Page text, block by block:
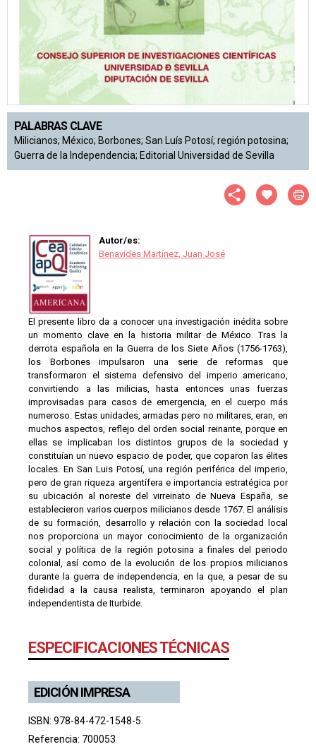
PALABRAS CLAVE
Milicianos; México; Borbones; San Luís Potosí; región potosina;
Guerra de la Independencia; Editorial Universidad de Sevilla
Autor/es:
Benavides Martínez, Juan José
El presente libro da a conocer una investigación inédita sobre
un momento clave en la historia militar de México. Tras la
derrota española en la Guerra de los Siete Años (1756-1763),
los Borbones impulsaron una serie de reformas que
transformaron el sistema defensivo del imperio americano,
convirtiendo a las milicias, hasta entonces unas fuerzas
improvisadas para casos de emergencia, en el cuerpo más
numeroso. Estas unidades, armadas pero no militares, eran, en
muchos aspectos, reflejo del orden social reinante, porque en
ellas se implicaban los distintos grupos de la sociedad y
constituían un nuevo espacio de poder, que coparon las élites
locales. En San Luis Potosí, una región periférica del imperio,
pero de gran riqueza argentífera e importancia estratégica por
su ubicación al noreste del virreinato de Nueva España, se
establecieron varios cuerpos milicianos desde 1767. El análisis
de su formación, desarrollo y relación con la sociedad local
nos proporciona un mayor conocimiento de la organización
social y política de la región potosina a finales del periodo
colonial, así como de la evolución de los propios milicianos
durante la guerra de independencia, en la que, a pesar de su
fidelidad a la causa realista, terminaron apoyando el plan
independentista de Iturbide.
ESPECIFICACIONES TÉCNICAS
EDICIÓN IMPRESA
ISBN: 978-84-472-1548-5
Referencia: 700053